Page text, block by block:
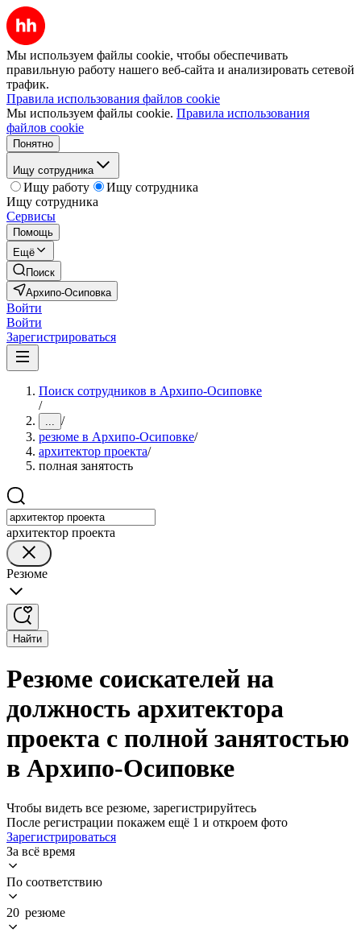
Мы используем файлы cookie, чтобы обеспечивать
правильную работу нашего веб-сайта и анализировать сетевой
трафик.
Правила использования файлов cookie
Мы используем файлы cookie. Правила использования
файлов cookie
Понятно
Ищу сотрудника
Ищу работу
Ищу сотрудника
Ищу сотрудника
Сервисы
Помощь
Ещё
Поиск
Архипо-Осиповка
Войти
Войти
Зарегистрироваться
Поиск сотрудников в Архипо-Осиповке
/
... /
резюме в Архипо-Осиповке/
архитектор проекта/
полная занятость
архитектор проекта
Резюме
Найти
Резюме соискателей на
должность архитектора
проекта с полной занятостью
в Архипо-Осиповке
Чтобы видеть все резюме, зарегистрируйтесь
После регистрации покажем ещё 1 и откроем фото
Зарегистрироваться
За всё время
По соответствию
20 резюме